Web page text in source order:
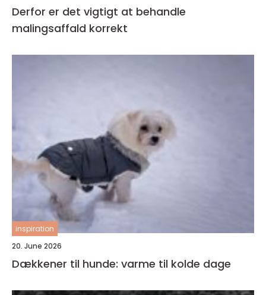
Derfor er det vigtigt at behandle
malingsaffald korrekt
inspiration
20. June 2026
Dækkener til hunde: varme til kolde dage